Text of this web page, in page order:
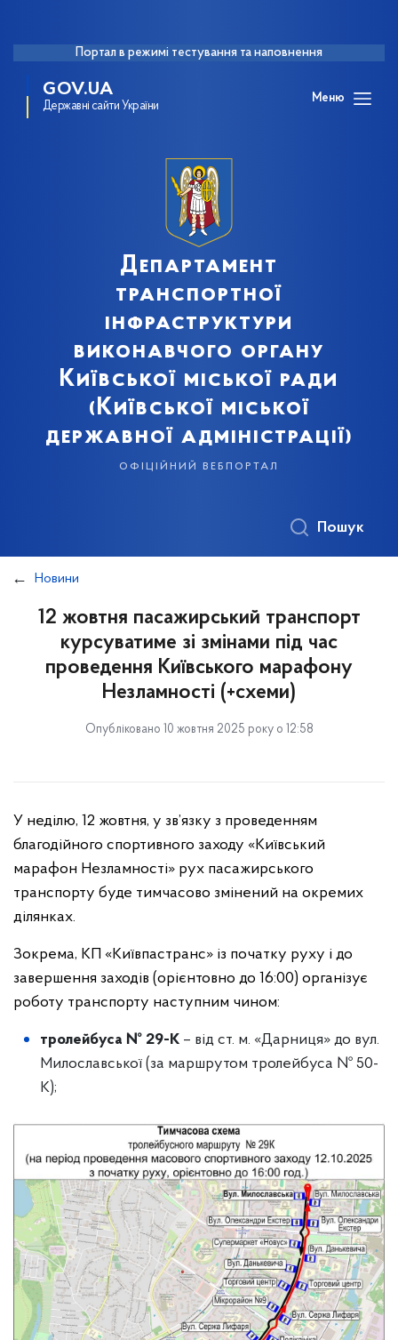
Портал в режимі тестування та наповнення
GOV.UA
Державні сайти України
Меню
Департамент
транспортної
інфраструктури
виконавчого органу
Київської міської ради
(Київської міської
державної адміністрації)
офіційний вебпортал
Пошук
Новини
12 жовтня пасажирський транспорт
курсуватиме зі змінами під час
проведення Київського марафону
Незламності (+схеми)
Опубліковано 10 жовтня 2025 року о 12:58
У неділю, 12 жовтня, у зв’язку з проведенням
благодійного спортивного заходу «Київський
марафон Незламності» рух пасажирського
транспорту буде тимчасово змінений на окремих
ділянках.
Зокрема, КП «Київпастранс» із початку руху і до
завершення заходів (орієнтовно до 16:00) організує
роботу транспорту наступним чином:
тролейбуса № 29-К – від ст. м. «Дарниця» до вул.
Милославської (за маршрутом тролейбуса № 50-
К);